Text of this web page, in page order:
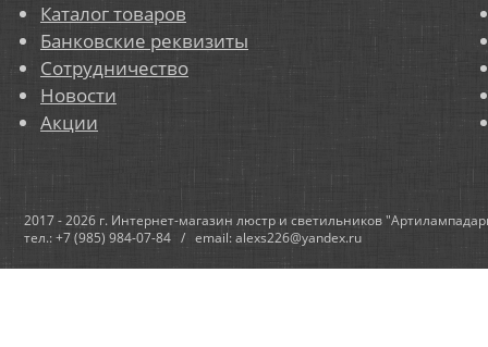
Каталог товаров
Банковские реквизиты
Сотрудничество
Новости
Акции
2017 - 2026 г. Интернет-магазин люстр и светильников
тел.: +7 (985) 984-07-84 / email: alexs226@yandex.ru